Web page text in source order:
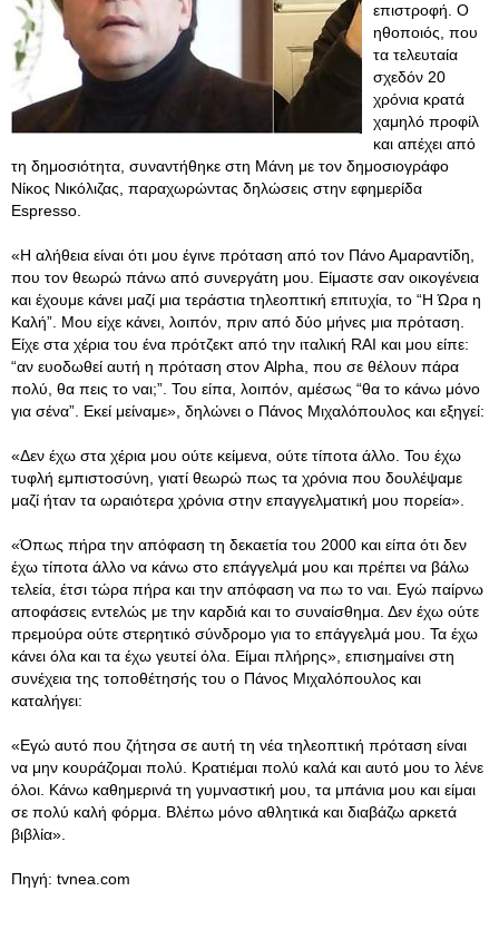
επιστροφή. Ο
ηθοποιός, που
τα τελευταία
σχεδόν 20
χρόνια κρατά
χαμηλό προφίλ
και απέχει από
τη δημοσιότητα, συναντήθηκε στη Μάνη με τον δημοσιογράφο
Νίκος Νικόλιζας, παραχωρώντας δηλώσεις στην εφημερίδα
Espresso.
«Η αλήθεια είναι ότι μου έγινε πρόταση από τον Πάνο Αμαραντίδη,
που τον θεωρώ πάνω από συνεργάτη μου. Είμαστε σαν οικογένεια
και έχουμε κάνει μαζί μια τεράστια τηλεοπτική επιτυχία, το “Η Ώρα η
Καλή”. Μου είχε κάνει, λοιπόν, πριν από δύο μήνες μια πρόταση.
Είχε στα χέρια του ένα πρότζεκτ από την ιταλική RAI και μου είπε:
“αν ευοδωθεί αυτή η πρόταση στον Alpha, που σε θέλουν πάρα
πολύ, θα πεις το ναι;”. Του είπα, λοιπόν, αμέσως “θα το κάνω μόνο
για σένα”. Εκεί μείναμε», δηλώνει ο Πάνος Μιχαλόπουλος και εξηγεί:
«Δεν έχω στα χέρια μου ούτε κείμενα, ούτε τίποτα άλλο. Του έχω
τυφλή εμπιστοσύνη, γιατί θεωρώ πως τα χρόνια που δουλέψαμε
μαζί ήταν τα ωραιότερα χρόνια στην επαγγελματική μου πορεία».
«Όπως πήρα την απόφαση τη δεκαετία του 2000 και είπα ότι δεν
έχω τίποτα άλλο να κάνω στο επάγγελμά μου και πρέπει να βάλω
τελεία, έτσι τώρα πήρα και την απόφαση να πω το ναι. Εγώ παίρνω
αποφάσεις εντελώς με την καρδιά και το συναίσθημα. Δεν έχω ούτε
πρεμούρα ούτε στερητικό σύνδρομο για το επάγγελμά μου. Τα έχω
κάνει όλα και τα έχω γευτεί όλα. Είμαι πλήρης», επισημαίνει στη
συνέχεια της τοποθέτησής του ο Πάνος Μιχαλόπουλος και
καταλήγει:
«Εγώ αυτό που ζήτησα σε αυτή τη νέα τηλεοπτική πρόταση είναι
να μην κουράζομαι πολύ. Κρατιέμαι πολύ καλά και αυτό μου το λένε
όλοι. Κάνω καθημερινά τη γυμναστική μου, τα μπάνια μου και είμαι
σε πολύ καλή φόρμα. Βλέπω μόνο αθλητικά και διαβάζω αρκετά
βιβλία».
Πηγή: tvnea.com